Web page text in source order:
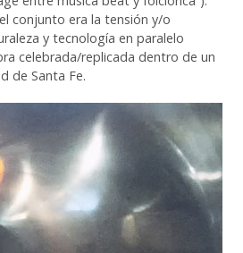
conjunto era la tensión y/o
y tecnología en paralelo
celebrada/replicada dentro de un
de Santa Fe.